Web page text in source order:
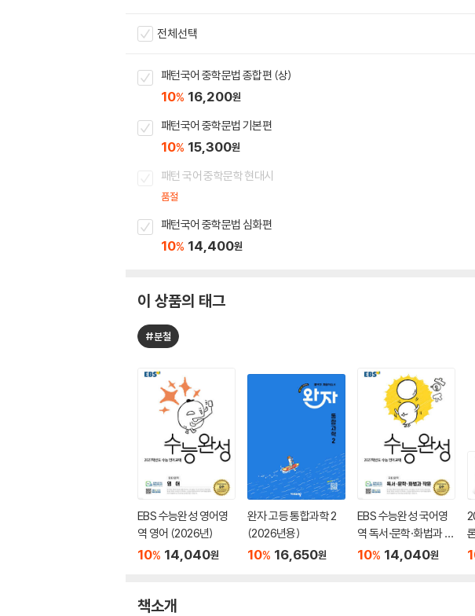
전체선택
패턴국어 중학문법 종합편 (상)
10% 16,200원
패턴국어 중학문법 기본편
10% 15,300원
패턴 국어 중학문학 현대시
품절
패턴국어 중학문법 심화편
10% 14,400원
이 상품의 태그
#분철
EBS 수능완성 영어영
역 영어 (2026년)
10% 14,040원
완자 고등 통합과학 2
(2026년용)
10% 16,650원
EBS 수능완성 국어영
역 독서·문학·화법과 작
문 (2026년)
10% 14,040원
(
책소개